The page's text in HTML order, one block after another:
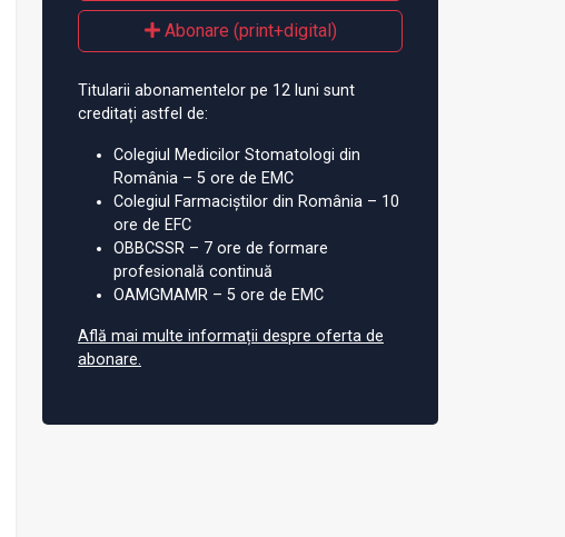
Abonare (print+digital)
Titularii abonamentelor pe 12 luni sunt
creditați astfel de:
Colegiul Medicilor Stomatologi din
România – 5 ore de EMC
Colegiul Farmaciștilor din România – 10
ore de EFC
OBBCSSR – 7 ore de formare
profesională continuă
OAMGMAMR – 5 ore de EMC
Află mai multe informații despre oferta de
abonare.